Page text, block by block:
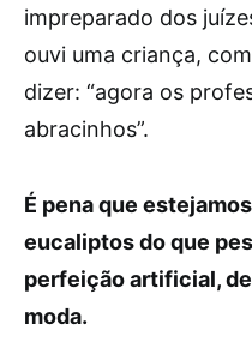
impreparado dos
ouvi uma criança,
dizer: “agora os
abracinhos”.
É pena que
eucaliptos do que
perfeição artificial,
moda.